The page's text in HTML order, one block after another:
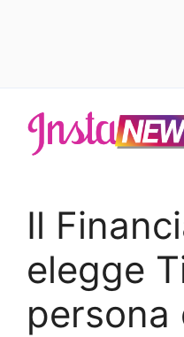
contenuto
Il
elegge
persona